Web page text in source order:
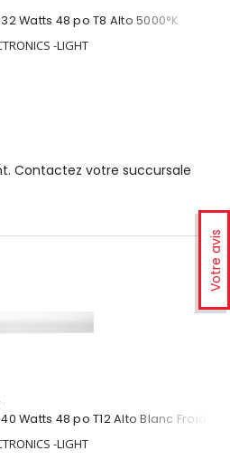
Votre avis
Watts 48 po T8 Alto 5000°K
-LIGHT
Contactez votre succursale
Watts 48 po T12 Alto Blanc Froid
-LIGHT